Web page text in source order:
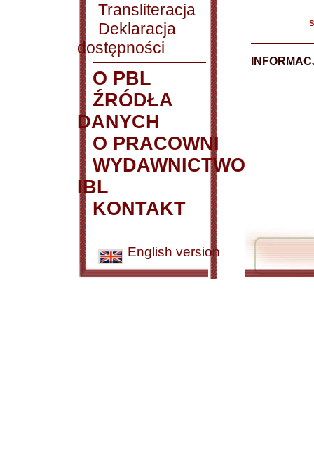
Transliteracja
Deklaracja
dostępności
O PBL
ŹRÓDŁA
DANYCH
O PRACOWNI
WYDAWNICTWO
IBL
KONTAKT
English version
|